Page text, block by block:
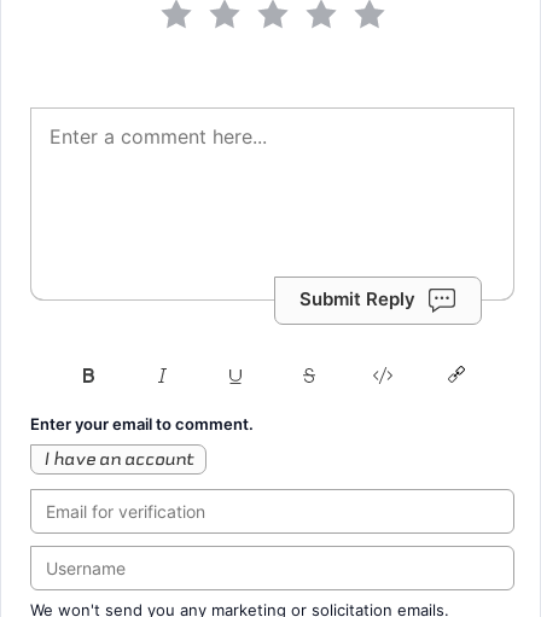
Submit Reply
Enter your email to comment.
I have an account
We won't send you any marketing or solicitation emails.